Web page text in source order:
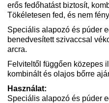
erős fedőhatást biztosít,
Tökéletesen fed, és nem
Speciális alapozó és púder
benedvesített szivaccsal
arcra.
Felviteltől függően közepes
kombinált és olajos bőrre
Használat:
Speciális alapozó és púder